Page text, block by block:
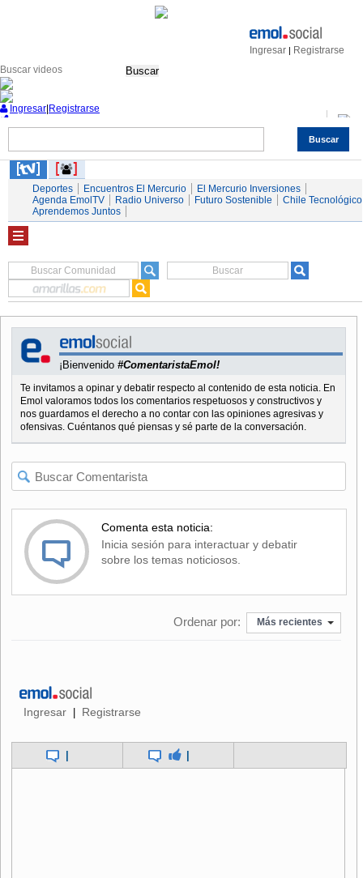
Ingresar | Registrarse
Buscar
Buscar
Ingresar Registrarse
Servicios
Deportes Encuentros El Mercurio
El Mercurio Inversiones
Agenda EmolTV
Radio Universo Futuro Sostenible
Chile Tecnológico
Aprendemos Juntos
¡Bienvenido #ComentaristaEmol!
Te invitamos a opinar y debatir respecto al contenido de esta noticia. En
Emol valoramos todos los comentarios respetuosos y constructivos y
nos guardamos el derecho a no contar con las opiniones agresivas y
ofensivas. Cuéntanos qué piensas y sé parte de la conversación.
Comenta esta noticia:
Inicia sesión para interactuar y debatir
sobre los temas noticiosos.
Ordenar por: Más recientes
Ingresar | Registrarse
| |